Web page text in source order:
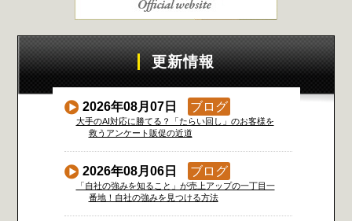
更新情報
2026年08月07日 ブログ
大手のAI対応に勝てる？「たらい回し」のお客様を
救うアンケート販促の近道
2026年08月06日 ブログ
「自社の強みを知ること」が売上アップの一丁目一
番地！自社の強みを見つける方法